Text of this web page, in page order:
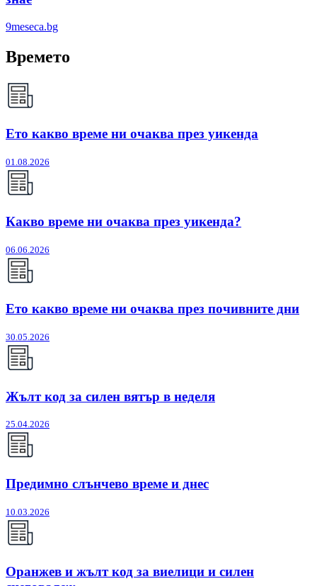
9meseca.bg
Времето
Ето какво време ни очаква през уикенда
01.08.2026
Какво време ни очаква през уикенда?
06.06.2026
Ето какво време ни очаква през почивните дни
30.05.2026
Жълт код за силен вятър в неделя
25.04.2026
Предимно слънчево време и днес
10.03.2026
Оранжев и жълт код за виелици и силен